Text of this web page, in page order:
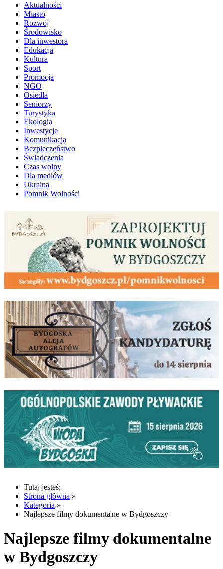
Aktualności
Miasto
Rozwój
Środowisko
Dla inwestora
Edukacja
Kultura
Sport
Promocja
NGO
Osiedla
Seniorzy
Turystyka
Ekologia
Inwestycje
Komunikacja
Bezpieczeństwo
Świadczenia
Czas wolny
Dla mediów
Ukraina
Pomnik Wolności
Tutaj jesteś:
Strona główna »
Kategoria »
Najlepsze filmy dokumentalne w Bydgoszczy
Najlepsze filmy dokumentalne
w Bydgoszczy